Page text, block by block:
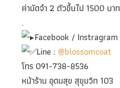
ค่ามัดจำ 2 ตัวขึ้นไป 1500 บาท
.
Facebook / Instragram
Line : @blossomcoat
โทร 091-738-8536
หน้าร้าน อุดมสุข สุขุมวิท 103